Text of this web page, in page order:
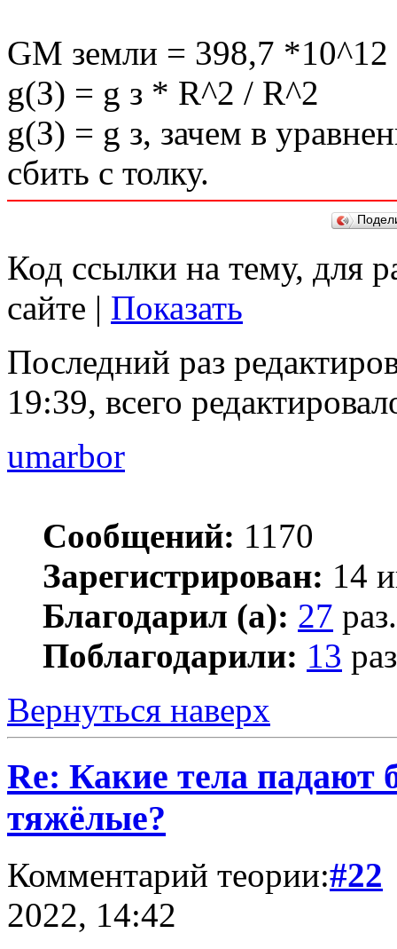
GM земли = 398,7
g(З) = g з * R^2 / R^2
g(З) = g з, зачем в
сбить с толку.
Код ссылки на тему, для
сайте | Показать
Последний раз
19:39, всего
umarbor
Сообщений: 1170
Зарегистрирован: 14
Благодарил (а): 27 раз.
Поблагодарили: 13
Вернуться наверх
Re: Какие тела падают
тяжёлые?
Комментарий теории:#22
2022, 14:42